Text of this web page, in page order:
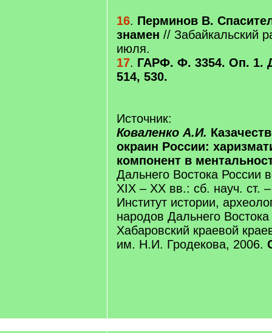
16. Перминов В.
знамен // Забайкальский
июля.
17. ГАРФ. Ф. 3354. Оп. 1.
514, 530.
Источник:
Коваленко А.И.
окраин России:
компонент в
Дальнего Востока России
XIX – XX вв.: сб. науч. ст.
Институт истории,
народов Дальнего
Хабаровский краевой
им. Н.И. Гродекова, 2006.